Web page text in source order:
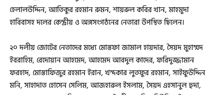
হেলালউদ্দিন, আতিকুর রহমান রুমন, শায়রুল কবির খান, মাহমুদা
হাবিবাসহ দলের কেন্দ্রীয় ও অঙ্গসংগঠনের নেতারা উপস্থিত ছিলেন।
২০ দলীয় জোটের নেতাদের মধ্যে মোস্তফা জামাল হায়দার, সৈয়দ মুহাম্মদ
ইবরাহিম, রেদোয়ান আহমেদ, আহমেদ আবদুল কাদের, ফরিদুজ্জামান
ফরহাদ, মোস্তাফিজুর রহমান ইরান, খন্দকার লুতফুর রহমান, সাইফুউদ্দিন
মনি, সাহাদাত হোসেন সেলিম, আজহারুল ইসলাম, সৈয়দ এহসানুল হুদা,